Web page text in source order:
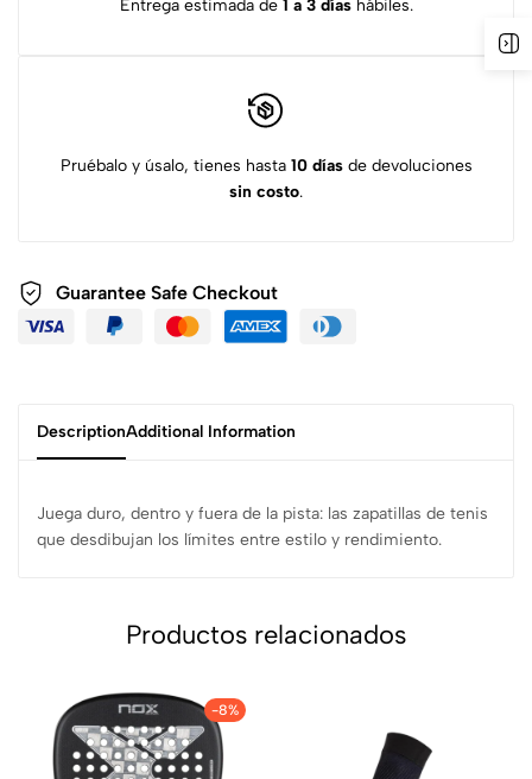
Entrega estimada de 1 a 3 díashábiles.
Pruébalo y úsalo, tienes hasta 10 díasde devoluciones
sin costo.
Guarantee Safe Checkout
DescriptionAdditional Information
Juega duro, dentro y fuera de la pista: las zapatillas de tenis
que desdibujan los límites entre estilo y rendimiento.
Productos relacionados
-8%